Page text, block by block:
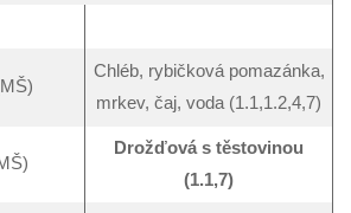
Chléb, rybičková pomazánka,
mrkev, čaj, voda (1.1,1.2,4,7)
Drožďová s těstovinou
(1.1,7)